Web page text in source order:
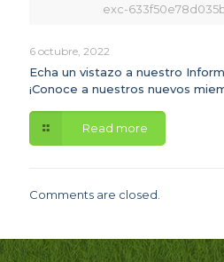
exc-
6 octubre, 2022
Echa un vistazo a nuestro
¡Conoce a nuestros nuevos
Read more
Comments are closed.